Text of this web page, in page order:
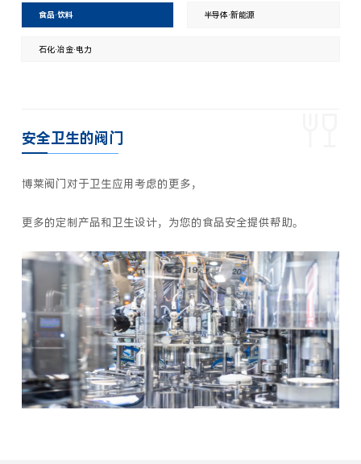
食品·饮料 半导体·新能源
石化·冶金·电力
安全卫生的阀门
博莱阀门对于卫生应用考虑的更多，
更多的定制产品和卫生设计，为您的食品安全提供帮助。